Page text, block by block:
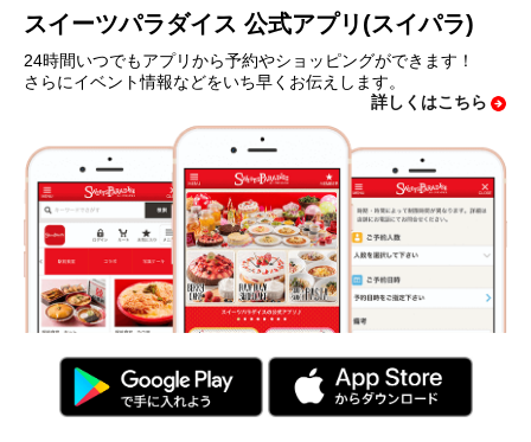
スイーツパラダイス 公式アプリ(スイパラ)
24時間いつでもアプリから予約やショッピングができます！
さらにイベント情報などをいち早くお伝えします。
詳しくはこちら